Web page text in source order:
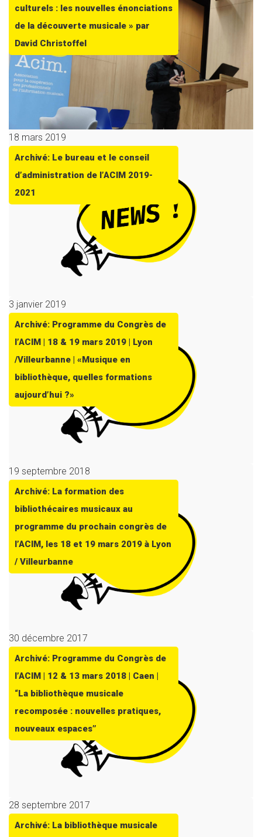
culturels : les nouvelles énonciations
de la découverte musicale » par
David Christoffel
18 mars 2019
Archivé: Le bureau et le conseil
d’administration de l’ACIM 2019-
2021
3 janvier 2019
Archivé: Programme du Congrès de
l’ACIM | 18 & 19 mars 2019 | Lyon
/Villeurbanne | «Musique en
bibliothèque, quelles formations
aujourd’hui ?»
19 septembre 2018
Archivé: La formation des
bibliothécaires musicaux au
programme du prochain congrès de
l’ACIM, les 18 et 19 mars 2019 à Lyon
/ Villeurbanne
30 décembre 2017
Archivé: Programme du Congrès de
l’ACIM | 12 & 13 mars 2018 | Caen |
“La bibliothèque musicale
recomposée : nouvelles pratiques,
nouveaux espaces”
28 septembre 2017
Archivé: La bibliothèque musicale